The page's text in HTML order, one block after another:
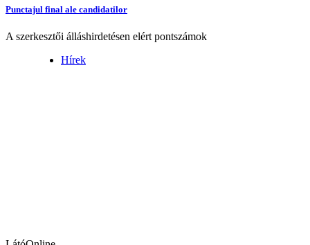
Punctajul final ale candidatilor
A szerkesztői álláshirdetésen elért pontszámok
Hírek